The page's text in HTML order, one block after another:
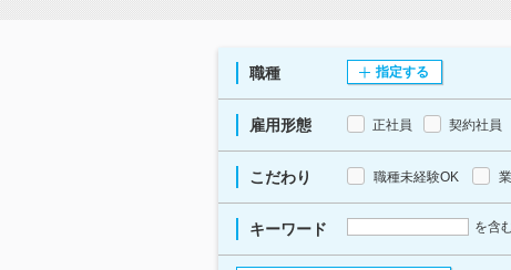
職種 指定する
雇用形態 正社員 契約社員
こだわり 職種未経験OK
キーワード を含